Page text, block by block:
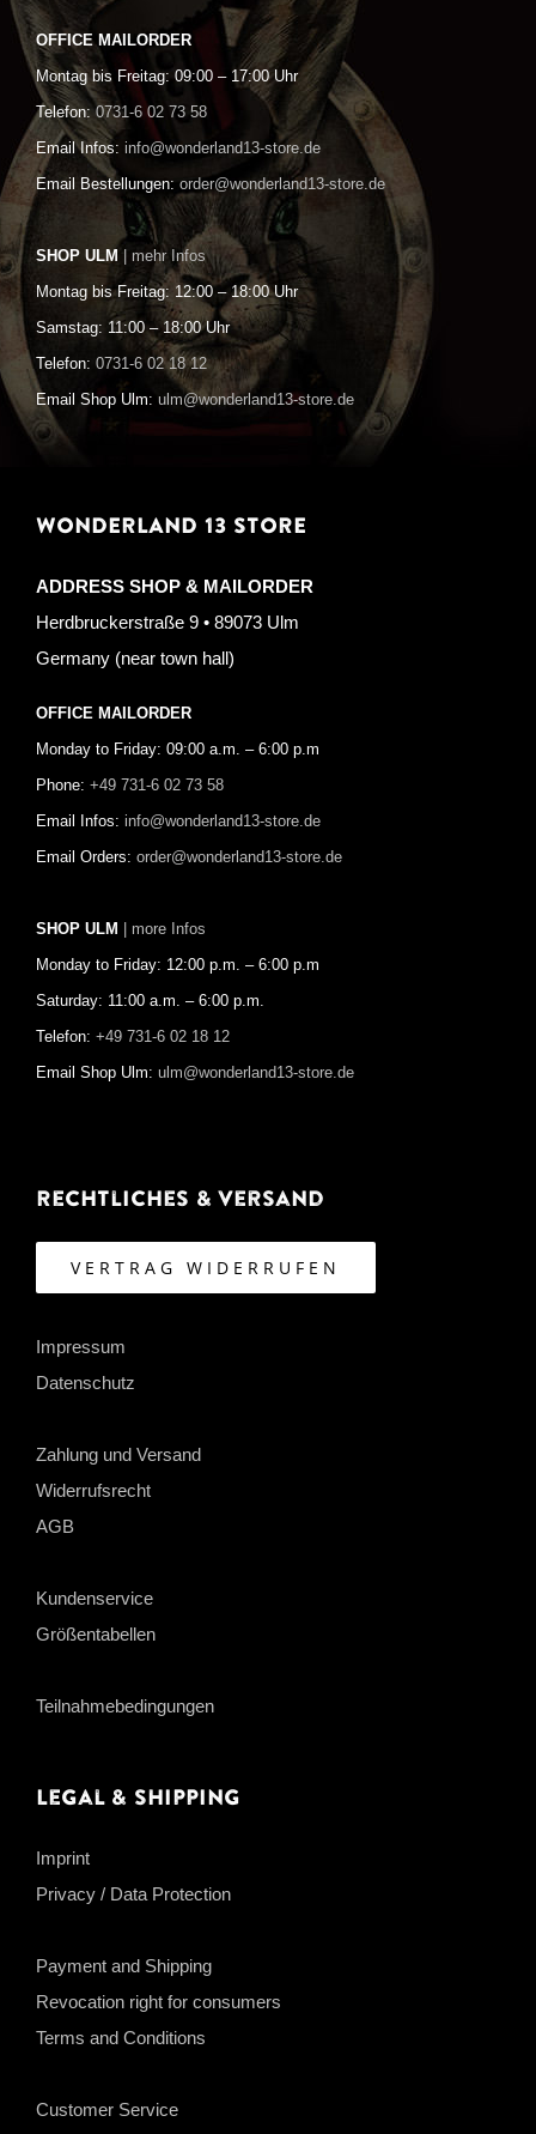
OFFICE MAILORDER
Montag bis Freitag: 09:00 – 17:00 Uhr
Telefon: 0731-6 02 73 58
Email Infos: info@wonderland13-store.de
Email Bestellungen: order@wonderland13-store.de
SHOP ULM | mehr Infos
Montag bis Freitag: 12:00 – 18:00 Uhr
Samstag: 11:00 – 18:00 Uhr
Telefon: 0731-6 02 18 12
Email Shop Ulm: ulm@wonderland13-store.de
WONDERLAND 13 STORE
ADDRESS SHOP & MAILORDER
Herdbruckerstraße 9 • 89073 Ulm
Germany (near town hall)
OFFICE MAILORDER
Monday to Friday: 09:00 a.m. – 6:00 p.m
Phone: +49 731-6 02 73 58
Email Infos: info@wonderland13-store.de
Email Orders: order@wonderland13-store.de
SHOP ULM | more Infos
Monday to Friday: 12:00 p.m. – 6:00 p.m
Saturday: 11:00 a.m. – 6:00 p.m.
Telefon: +49 731-6 02 18 12
Email Shop Ulm: ulm@wonderland13-store.de
Rechtliches & Versand
VERTRAG WIDERRUFEN
Impressum
Datenschutz
Zahlung und Versand
Widerrufsrecht
AGB
Kundenservice
Größentabellen
Teilnahmebedingungen
Legal & Shipping
Imprint
Privacy / Data Protection
Payment and Shipping
Revocation right for consumers
Terms and Conditions
Customer Service